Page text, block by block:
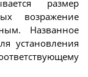
размер
возражение
Названное
установления